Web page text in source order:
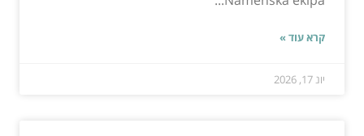
קרא עוד »
יונ 17, 2026